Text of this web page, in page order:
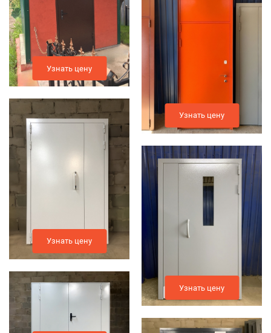
Узнать цену
Узнать цену
Узнать цену
Узнать цену